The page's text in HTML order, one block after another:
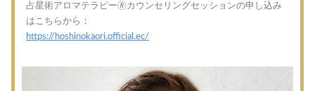
占星術アロマテラピー🄬カウンセリングセッションの申し込み
はこちらから：
https://hoshinokaori.official.ec/